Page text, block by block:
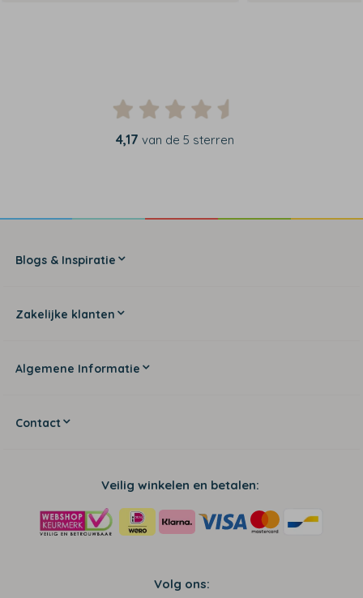
4,17 van de 5 sterren
Blogs & Inspiratie
Zakelijke klanten
Algemene Informatie
Contact
Veilig winkelen en betalen:
Volg ons: